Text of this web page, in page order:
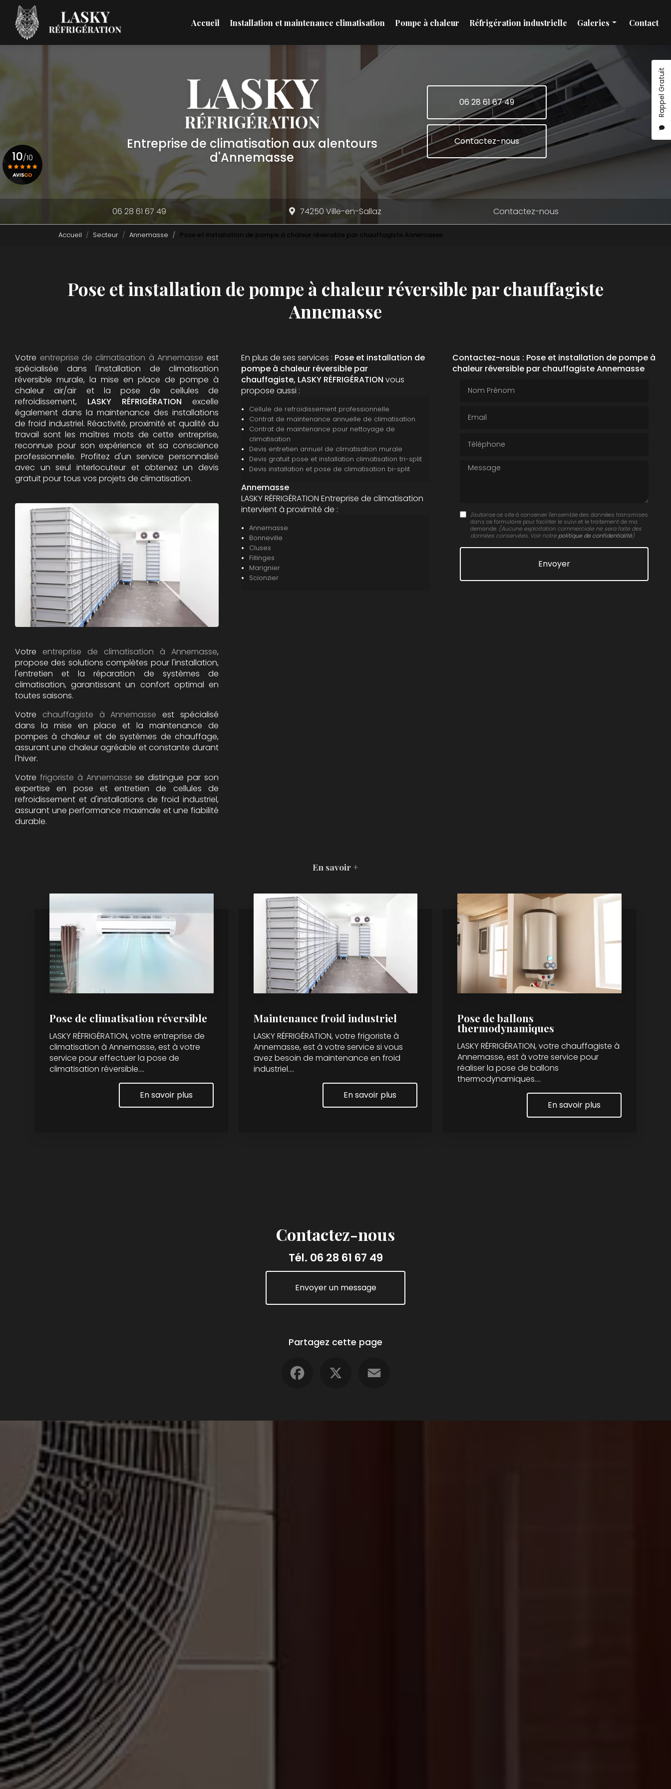
contenu
principal
Rappel Gratuit
Accueil
Installation et maintenance climatisation Pompe à chaleur Réfrigération industrielle Galeries
Installation et maintenance climatisation
Pompe à chaleur
Réfrigération industrielle
Contact
Entreprise de climatisation aux alentours
d'Annemasse
06 28 61 67 49
Contactez-nous
06 28 61 67 49 74250 Ville-en-Sallaz Contactez-nous
10/10
Accueil Secteur Annemasse Pose et installation de pompe à chaleur réversible par chauffagiste Annemasse
Pose et installation de pompe à chaleur réversible par chauffagiste
Annemasse
Votre entreprise de climatisation à Annemasse est
spécialisée dans l'installation de climatisation
réversible murale, la mise en place de pompe à
chaleur air/air et la pose de cellules de
refroidissement, LASKY RÉFRIGÉRATION excelle
également dans la maintenance des installations
de froid industriel. Réactivité, proximité et qualité du
travail sont les maîtres mots de cette entreprise,
reconnue pour son expérience et sa conscience
professionnelle. Profitez d'un service personnalisé
avec un seul interlocuteur et obtenez un devis
gratuit pour tous vos projets de climatisation.
Votre entreprise de climatisation à Annemasse,
propose des solutions complètes pour l'installation,
l'entretien et la réparation de systèmes de
climatisation, garantissant un confort optimal en
toutes saisons.
Votre chauffagiste à Annemasse est spécialisé
dans la mise en place et la maintenance de
pompes à chaleur et de systèmes de chauffage,
assurant une chaleur agréable et constante durant
l'hiver.
Votre frigoriste à Annemasse se distingue par son
expertise en pose et entretien de cellules de
refroidissement et d'installations de froid industriel,
assurant une performance maximale et une fiabilité
durable.
En plus de ses services : Pose et installation de
pompe à chaleur réversible par
chauffagiste, LASKY RÉFRIGÉRATION vous
propose aussi :
Cellule de refroidissement professionnelle
Contrat de maintenance annuelle de climatisation
Contrat de maintenance pour nettoyage de
climatisation
Devis entretien annuel de climatisation murale
Devis gratuit pose et installation climatisation tri-split
Devis installation et pose de climatisation bi-split
Annemasse
LASKY RÉFRIGÉRATION Entreprise de climatisation
intervient à proximité de :
Annemasse
Bonneville
Cluses
Fillinges
Marignier
Scionzier
Contactez-nous : Pose et installation de pompe à
chaleur réversible par chauffagiste Annemasse
Message
J'autorise ce site à conserver l'ensemble des données transmises
dans ce formulaire pour faciliter le suivi et le traitement de ma
demande. (Aucune exploitation commerciale ne sera faite des
données conservées. Voir notre politique de confidentialité)
En savoir +
Pose de climatisation réversible
LASKY RÉFRIGÉRATION, votre entreprise de
climatisation à Annemasse, est à votre
service pour effectuer la pose de
climatisation réversible....
En savoir plus
Maintenance froid industriel
LASKY RÉFRIGÉRATION, votre frigoriste à
Annemasse, est à votre service si vous
avez besoin de maintenance en froid
industriel....
En savoir plus
Pose de ballons
thermodynamiques
LASKY RÉFRIGÉRATION, votre chauffagiste à
Annemasse, est à votre service pour
réaliser la pose de ballons
thermodynamiques....
En savoir plus
Contactez-nous
Tél. 06 28 61 67 49
Envoyer un message
Partagez cette page